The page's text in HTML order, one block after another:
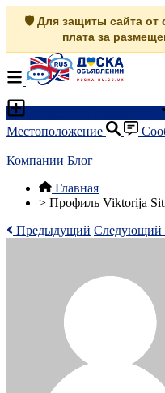
🛡️ Для защиты сайта от
плата за
Местоположение
Компании Блог
Главная
> Профиль Viktorija
Предыдущий Следующий